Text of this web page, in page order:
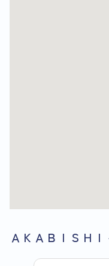
ＡＫＡＢＩＳＨ